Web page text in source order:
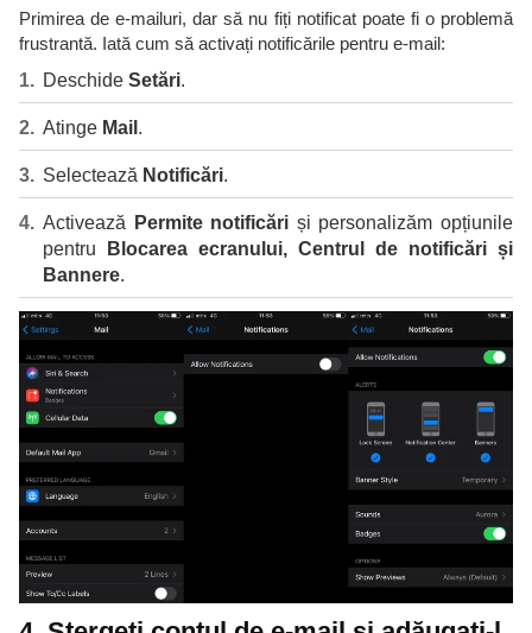
Primirea de e-mailuri, dar să nu fiți notificat poate fi o problemă
frustrantă. Iată cum să activați notificările pentru e-mail:
Deschide Setări.
Atinge Mail .
Selectează Notificări.
Activează Permite notificări și personalizăm opțiunile
pentru
Blocarea ecranului, Centrul de notificări și
Bannere.